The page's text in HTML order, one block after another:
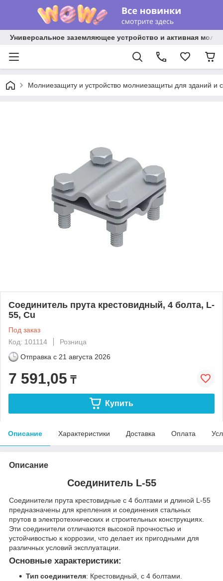
Универсальное заземляющее устройство и активная
Молниезащиту и устройство молниезащиты для зданий и
Соединитель прута крестовидный, 4 болта, L-
55, Cu
Под заказ
Код: 101114
Розница
Отправка с 21 августа 2026
7 591,05 ₸
Купить
Описание Характеристики Доставка Оплата
Описание
Соединитель L-55
Соединители прута крестовидные с 4 болтами и длиной L-55
предназначены для крепления и соединения стальных
прутов в электротехнических и строительных конструкциях.
Эти соединители отличаются высокой прочностью и
устойчивостью к коррозии, что делает их пригодными для
различных условий эксплуатации.
Основные характеристики:
Тип соединителя: Крестовидный, с 4 болтами.